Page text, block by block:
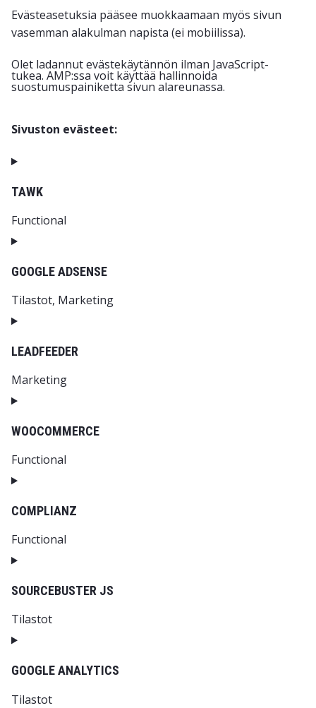
Evästeasetuksia pääsee muokkaamaan myös sivun
vasemman alakulman napista (ei mobiilissa).
Olet ladannut evästekäytännön ilman JavaScript-
tukea. AMP:ssa voit käyttää hallinnoida
suostumuspainiketta sivun alareunassa.
Sivuston evästeet:
TAWK
Functional
Consent to service tawk
GOOGLE ADSENSE
Tilastot, Marketing
Consent to service google-adsense
LEADFEEDER
Marketing
Consent to service leadfeeder
WOOCOMMERCE
Functional
Consent to service woocommerce
COMPLIANZ
Functional
Consent to service complianz
SOURCEBUSTER JS
Tilastot
Consent to service sourcebuster-js
GOOGLE ANALYTICS
Tilastot